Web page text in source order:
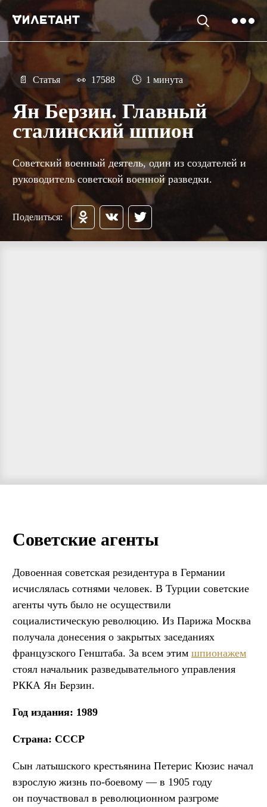
📄 Статья 👀 17588 🕓 1 минута
Ян Берзин. Главный
сталинский шпион
Советский военный деятель, один из создателей и
руководитель советской военной разведки.
Поделиться:
Советские агенты
Довоенная советская резидентура в Германии
исчислялась сотнями человек. В Турции советские
агенты чуть было не осуществили
социалистическую революцию. Из Парижа Москва
получала донесения о закрытых заседаниях
французского Генштаба. За всем этим шпионажем
стоял начальник разведывательного управления
РККА Ян Берзин.
Год издания: 1989
Страна: СССР
Сын латышского крестьянина Петерис Кюзис начал
взрослую жизнь по-боевому — в 1905 году
он поучаствовал в революционном разгроме